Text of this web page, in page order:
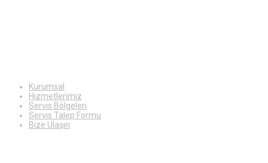
Kurumsal
Hizmetlerimiz
Servis Bölgeleri
Servis Talep Formu
Bize Ulaşın